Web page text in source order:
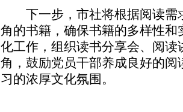
下一步，市社将根据阅读需
角的书籍，确保书籍的多样性
化工作，组织读书分享会、阅
角，鼓励党员干部养成良好的
习的浓厚文化氛围。